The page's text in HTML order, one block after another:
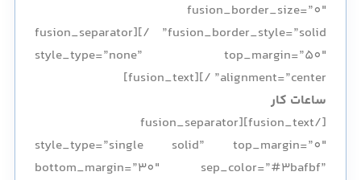
fusion_border_size=”0″
fusion_border_style=”solid” /][fusion_separator
style_type=”none” top_margin=”50″
alignment=”center” /][fusion_text]
ساعات کار
[/fusion_text][fusion_separator
style_type=”single solid” top_margin=”0″
bottom_margin=”30″ sep_color=”#3bafbf”